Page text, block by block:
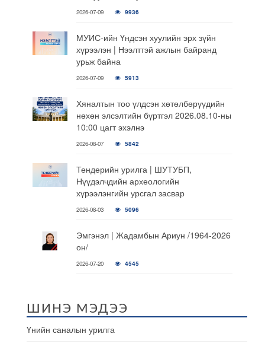
2026-07-09 9936
МУИС-ийн Үндсэн хуулийн эрх зүйн
хүрээлэн | Нээлттэй ажлын байранд
урьж байна
2026-07-09 5913
Хяналтын тоо үлдсэн хөтөлбөрүүдийн
нөхөн элсэлтийн бүртгэл 2026.08.10-ны
10:00 цагт эхэлнэ
2026-08-07 5842
Тендерийн урилга | ШУТУБП,
Нүүдэлчдийн археологийн
хүрээлэнгийн урсгал засвар
2026-08-03 5096
Эмгэнэл | Жадамбын Ариун /1964-2026
он/
2026-07-20 4545
ШИНЭ МЭДЭЭ
Үнийн саналын урилга